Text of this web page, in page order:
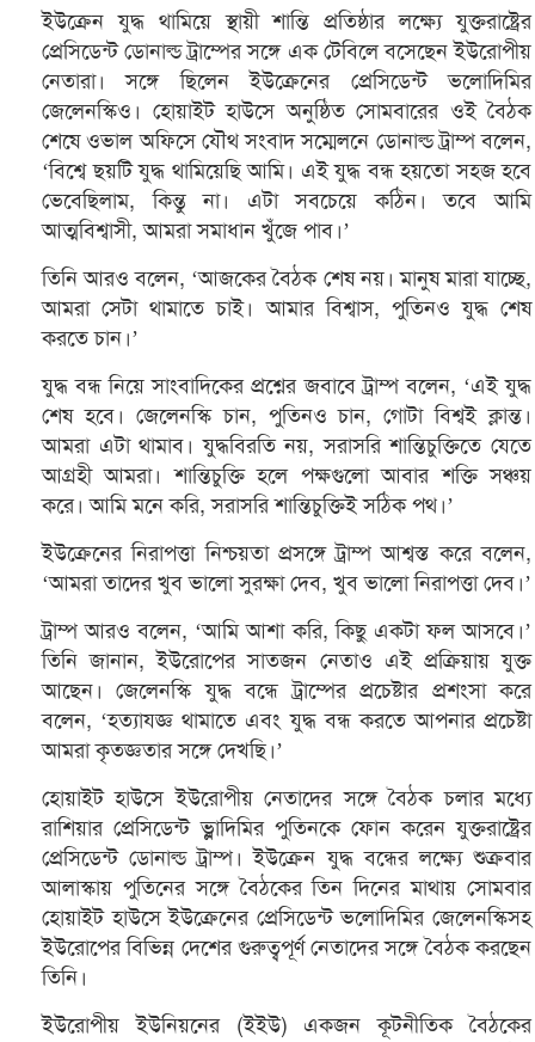
ইউক্রেন যুদ্ধ থামিয়ে স্থায়ী শান্তি প্রতিষ্ঠার লক্ষ্যে যুক্তরাষ্ট্রের
প্রেসিডেন্ট ডোনাল্ড ট্রাম্পের সঙ্গে এক টেবিলে বসেছেন ইউরোপীয়
নেতারা। সঙ্গে ছিলেন ইউক্রেনের প্রেসিডেন্ট ভলোদিমির
জেলেনস্কিও। হোয়াইট হাউসে অনুষ্ঠিত সোমবারের ওই বৈঠক
শেষে ওভাল অফিসে যৌথ সংবাদ সম্মেলনে ডোনাল্ড ট্রাম্প বলেন,
‘বিশ্বে ছয়টি যুদ্ধ থামিয়েছি আমি। এই যুদ্ধ বন্ধ হয়তো সহজ হবে
ভেবেছিলাম, কিন্তু না। এটা সবচেয়ে কঠিন। তবে আমি
আত্মবিশ্বাসী, আমরা সমাধান খুঁজে পাব।’
তিনি আরও বলেন, ‘আজকের বৈঠক শেষ নয়। মানুষ মারা যাচ্ছে,
আমরা সেটা থামাতে চাই। আমার বিশ্বাস, পুতিনও যুদ্ধ শেষ
করতে চান।’
যুদ্ধ বন্ধ নিয়ে সাংবাদিকের প্রশ্নের জবাবে ট্রাম্প বলেন, ‘এই যুদ্ধ
শেষ হবে। জেলেনস্কি চান, পুতিনও চান, গোটা বিশ্বই ক্লান্ত।
আমরা এটা থামাব। যুদ্ধবিরতি নয়, সরাসরি শান্তিচুক্তিতে যেতে
আগ্রহী আমরা। শান্তিচুক্তি হলে পক্ষগুলো আবার শক্তি সঞ্চয়
করে। আমি মনে করি, সরাসরি শান্তিচুক্তিই সঠিক পথ।’
ইউক্রেনের নিরাপত্তা নিশ্চয়তা প্রসঙ্গে ট্রাম্প আশ্বস্ত করে বলেন,
‘আমরা তাদের খুব ভালো সুরক্ষা দেব, খুব ভালো নিরাপত্তা দেব।’
ট্রাম্প আরও বলেন, ‘আমি আশা করি, কিছু একটা ফল আসবে।’
তিনি জানান, ইউরোপের সাতজন নেতাও এই প্রক্রিয়ায় যুক্ত
আছেন। জেলেনস্কি যুদ্ধ বন্ধে ট্রাম্পের প্রচেষ্টার প্রশংসা করে
বলেন, ‘হত্যাযজ্ঞ থামাতে এবং যুদ্ধ বন্ধ করতে আপনার প্রচেষ্টা
আমরা কৃতজ্ঞতার সঙ্গে দেখছি।’
হোয়াইট হাউসে ইউরোপীয় নেতাদের সঙ্গে বৈঠক চলার মধ্যে
রাশিয়ার প্রেসিডেন্ট ভ্লাদিমির পুতিনকে ফোন করেন যুক্তরাষ্ট্রের
প্রেসিডেন্ট ডোনাল্ড ট্রাম্প। ইউক্রেন যুদ্ধ বন্ধের লক্ষ্যে শুক্রবার
আলাস্কায় পুতিনের সঙ্গে বৈঠকের তিন দিনের মাথায় সোমবার
হোয়াইট হাউসে ইউক্রেনের প্রেসিডেন্ট ভলোদিমির জেলেনস্কিসহ
ইউরোপের বিভিন্ন দেশের গুরুত্বপূর্ণ নেতাদের সঙ্গে বৈঠক করছেন
তিনি।
ইউরোপীয় ইউনিয়নের (ইইউ) একজন কূটনীতিক বৈঠকের